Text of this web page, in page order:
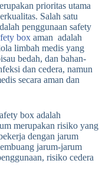
prioritas utama
Salah satu
penggunaan safety
box aman adalah
limbah medis yang
bedah, dan bahan-
dan cedera, namun
secara aman dan
box adalah
merupakan risiko yang
dengan jarum
jarum-jarum
risiko cedera